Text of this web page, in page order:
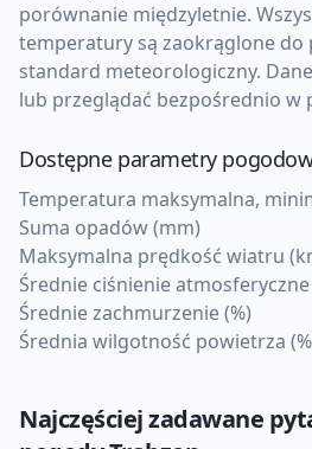
porównanie międzyletnie.
temperatury są zaokrąglone do
standard meteorologiczny.
lub przeglądać bezpośrednio w
Dostępne parametry
Temperatura maksymalna,
Suma opadów (mm)
Maksymalna prędkość wiatru
Średnie ciśnienie atmosferyczne
Średnie zachmurzenie (%)
Średnia wilgotność powietrza
Najczęściej zadawane